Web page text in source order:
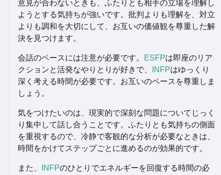
意見が合わないときも、ふたりとも相手の立場を理解し
ようとする気持ちが強いです。批判よりも理解を、対立
よりも調和を大切にして、お互いの価値観を尊重した解
決を見つけます。
会話のペースには注意が必要です。 ESFPは即座のリア
クションと活発なやりとりが好きで、
INFPはゆっくり
深く考える時間が必要です。お互いのペースを尊重しま
しょう。
気をつけたいのは、現実的で深刻な問題についてじっく
り集中して話し合うことです。ふたりとも気持ちの側面
を重視するので、冷静で客観的な分析が必要なときは、
時間をかけてステップごとに進めるのが効果的です。
また、 INFPのひとりでエネルギーを回復する時間の必